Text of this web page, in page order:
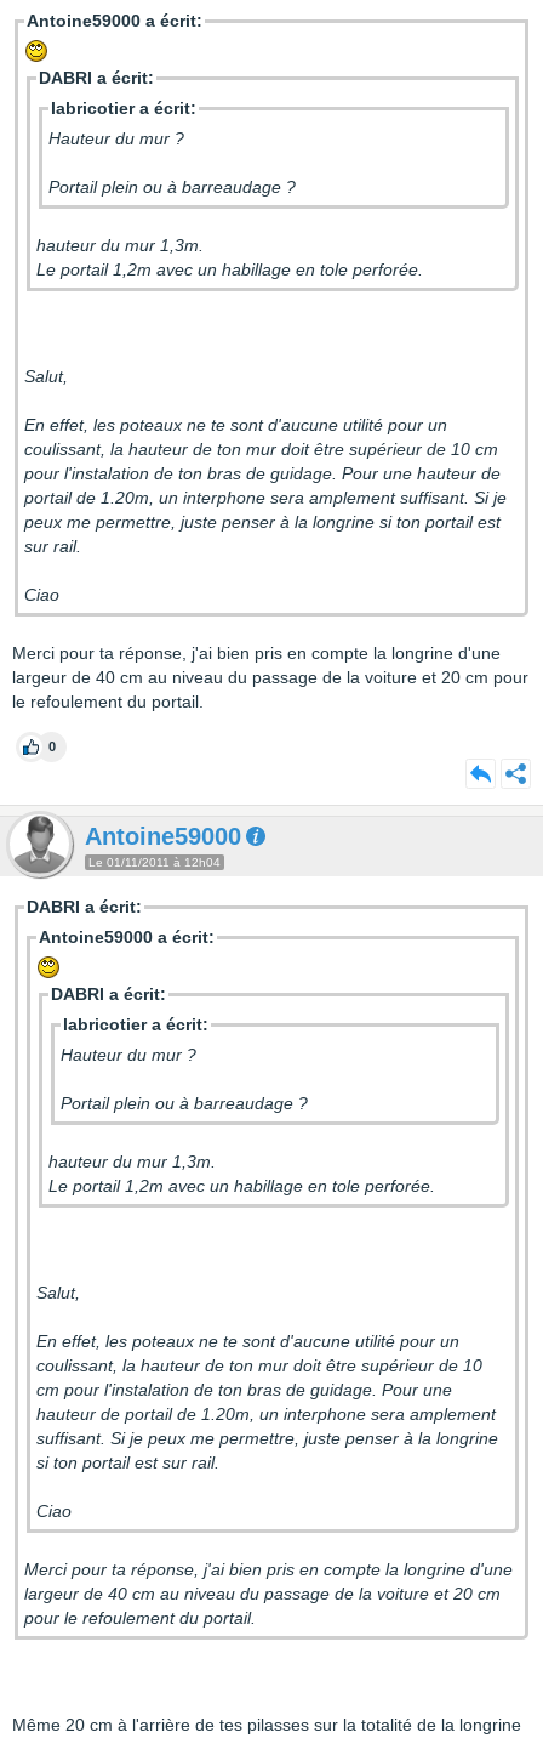
Antoine59000 a écrit:
DABRI a écrit:
labricotier a écrit:
Hauteur du mur ?
Portail plein ou à barreaudage ?
hauteur du mur 1,3m.
Le portail 1,2m avec un habillage en tole perforée.
Salut,
En effet, les poteaux ne te sont d'aucune utilité pour un
coulissant, la hauteur de ton mur doit être supérieur de 10 cm
pour l'instalation de ton bras de guidage. Pour une hauteur de
portail de 1.20m, un interphone sera amplement suffisant. Si je
peux me permettre, juste penser à la longrine si ton portail est
sur rail.
Ciao
Merci pour ta réponse, j'ai bien pris en compte la longrine d'une
largeur de 40 cm au niveau du passage de la voiture et 20 cm pour
le refoulement du portail.
0
Antoine59000
Le 01/11/2011 à 12h04
DABRI a écrit:
Antoine59000 a écrit:
DABRI a écrit:
labricotier a écrit:
Hauteur du mur ?
Portail plein ou à barreaudage ?
hauteur du mur 1,3m.
Le portail 1,2m avec un habillage en tole perforée.
Salut,
En effet, les poteaux ne te sont d'aucune utilité pour un
coulissant, la hauteur de ton mur doit être supérieur de 10
cm pour l'instalation de ton bras de guidage. Pour une
hauteur de portail de 1.20m, un interphone sera amplement
suffisant. Si je peux me permettre, juste penser à la longrine
si ton portail est sur rail.
Ciao
Merci pour ta réponse, j'ai bien pris en compte la longrine d'une
largeur de 40 cm au niveau du passage de la voiture et 20 cm
pour le refoulement du portail.
Même 20 cm à l'arrière de tes pilasses sur la totalité de la longrine